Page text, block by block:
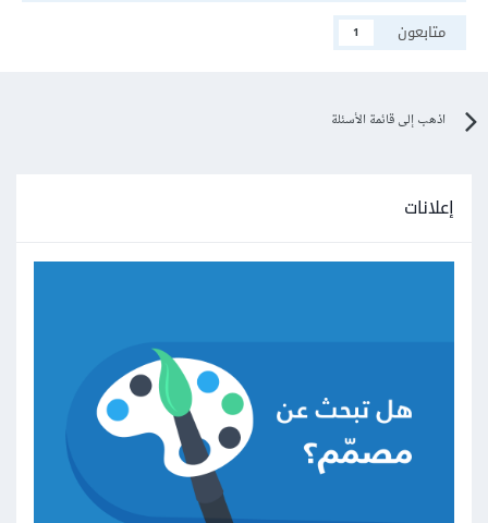
متابعون
1
اذهب إلى قائمة الأسئلة
إعلانات